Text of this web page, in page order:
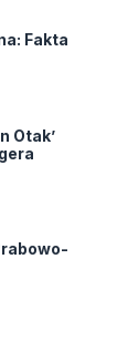
Fakta
Otak’